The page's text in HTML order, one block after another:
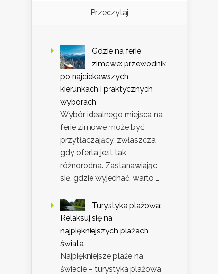
Przeczytaj
Gdzie na ferie
zimowe: przewodnik
po najciekawszych
kierunkach i praktycznych
wyborach
Wybór idealnego miejsca na
ferie zimowe może być
przytłaczający, zwłaszcza
gdy oferta jest tak
różnorodna. Zastanawiając
się, gdzie wyjechać, warto …
Turystyka plażowa:
Relaksuj się na
najpiękniejszych plażach
świata
Najpiękniejsze plaże na
świecie – turystyka plażowa